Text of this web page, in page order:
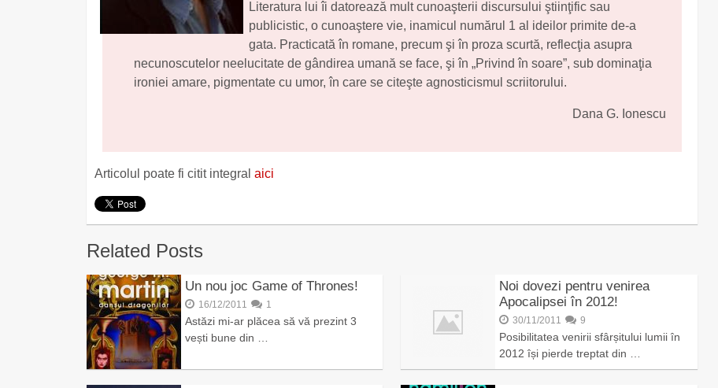
Literatura lui îi datorează mult cunoaşterii discursului ştiinţific sau
publicistic, o cunoaştere vie, inamicul numărul 1 al ideilor primite de-a
gata. Practicată în romane, precum şi în proza scurtă, reflecţia asupra
necunoscutelor neelucitate de gândirea umană se face, şi în „Privind în soare”, sub dominaţia
ironiei amare, pigmentate cu umor, în care se citeşte agnosticismul scriitorului.
Dana G. Ionescu
Articolul poate fi citit integral aici
Related Posts
Un nou joc Game of Thrones!
16/12/2011 1
Astăzi mi-ar plăcea să vă prezint 3
vești bune din …
Noi dovezi pentru venirea
Apocalipsei în 2012!
30/11/2011 9
Posibilitatea venirii sfârșitului lumii în
2012 își pierde treptat din …